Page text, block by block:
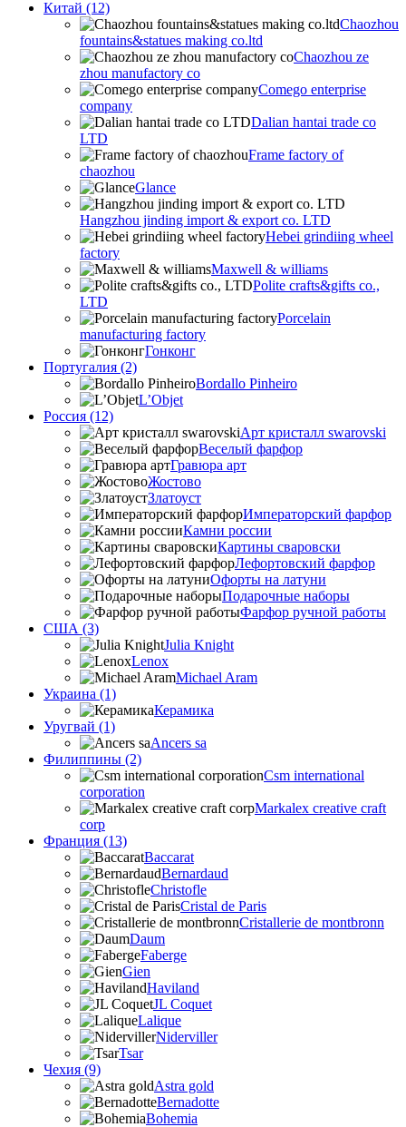
Китай (12)
Chaozhou
fountains&statues making co.ltd
Chaozhou ze
zhou manufactory co
Comego enterprise
company
Dalian hantai trade co
LTD
Frame factory of
chaozhou
Glance
Hangzhou jinding import & export co. LTD
Hebei grindiing wheel
factory
Maxwell & williams
Polite crafts&gifts co.,
LTD
Porcelain
manufacturing factory
Гонконг
Португалия (2)
Bordallo Pinheiro
L’Objet
Россия (12)
Арт кристалл swarovski
Веселый фарфор
Гравюра арт
Жостово
Златоуст
Императорский фарфор
Камни россии
Картины сваровски
Лефортовский фарфор
Офорты на латуни
Подарочные наборы
Фарфор ручной работы
США (3)
Julia Knight
Lenox
Michael Aram
Украина (1)
Керамика
Уругвай (1)
Ancers sa
Филиппины (2)
Csm international
corporation
Markalex creative craft
corp
Франция (13)
Baccarat
Bernardaud
Christofle
Cristal de Paris
Cristallerie de montbronn
Daum
Faberge
Gien
Haviland
JL Coquet
Lalique
Niderviller
Tsar
Чехия (9)
Astra gold
Bernadotte
Bohemia